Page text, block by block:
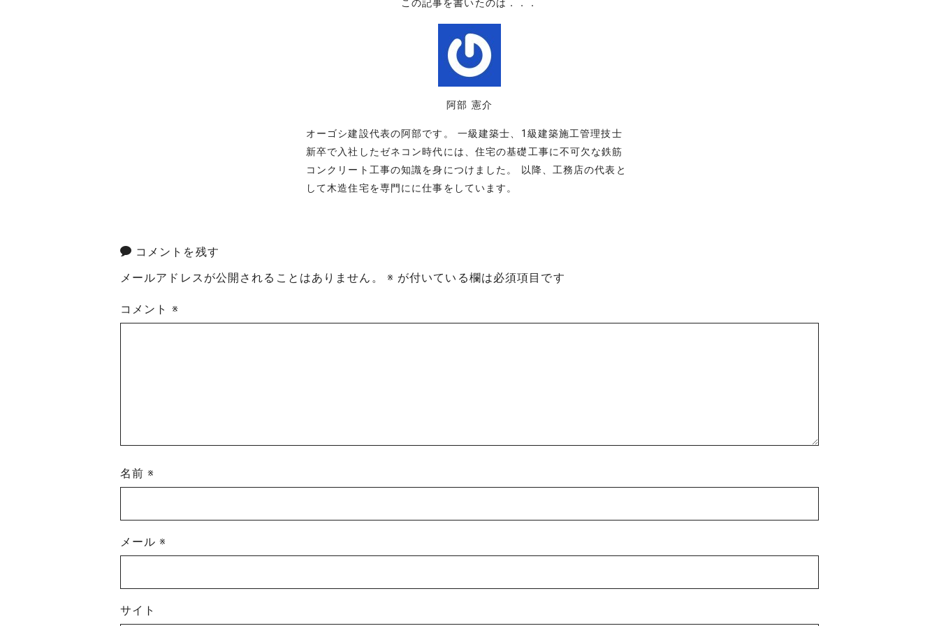
この記事を書いたのは．．．
阿部 憲介
オーゴシ建設代表の阿部です。 一級建築士、1級建築施工管理技士
新卒で入社したゼネコン時代には、住宅の基礎工事に不可欠な鉄筋
コンクリート工事の知識を身につけました。 以降、工務店の代表と
して木造住宅を専門にに仕事をしています。
コメントを残す
メールアドレスが公開されることはありません。
※ が付いている欄は必須項目です
コメント ※
名前※
メール※
サイト